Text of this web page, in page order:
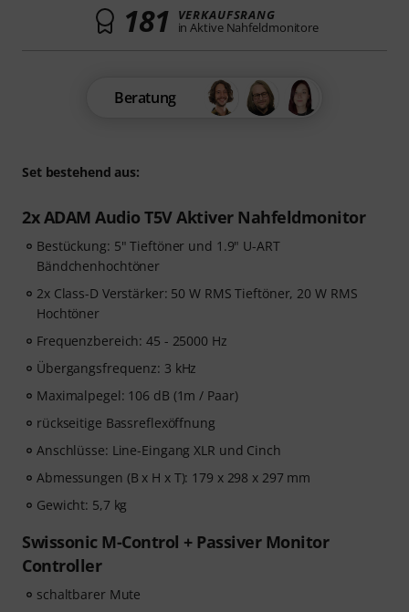
Set bestehend aus:
2x ADAM Audio T5V Aktiver Nahfeldmonitor
Bestückung: 5" Tieftöner und 1.9" U-ART
Bändchenhochtöner
2x Class-D Verstärker: 50 W RMS Tieftöner, 20 W RMS
Hochtöner
Frequenzbereich: 45 - 25000 Hz
Übergangsfrequenz: 3 kHz
Maximalpegel: 106 dB (1m / Paar)
rückseitige Bassreflexöffnung
Anschlüsse: Line-Eingang XLR und Cinch
Abmessungen (B x H x T): 179 x 298 x 297 mm
Gewicht: 5,7 kg
Swissonic M-Control + Passiver Monitor
Controller
schaltbarer Mute
181 VERKAUFSRANG
in Aktive Nahfeldmonitore
Beratung